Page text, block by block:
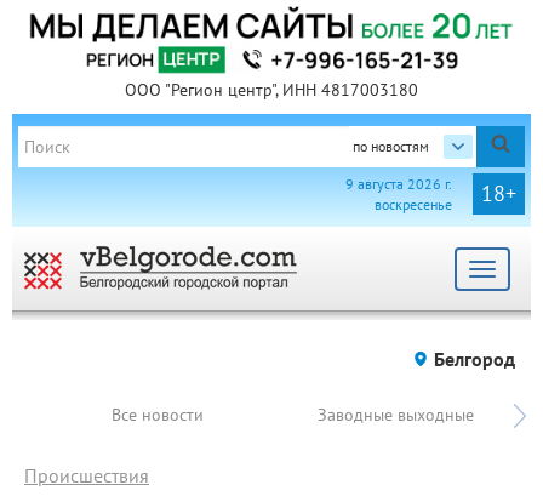
ООО "Регион центр", ИНН 4817003180
по новостям
18+
9 августа 2026 г.
воскресенье
Toggle
Белгород
Все новости Заводные выходные
Происшествия